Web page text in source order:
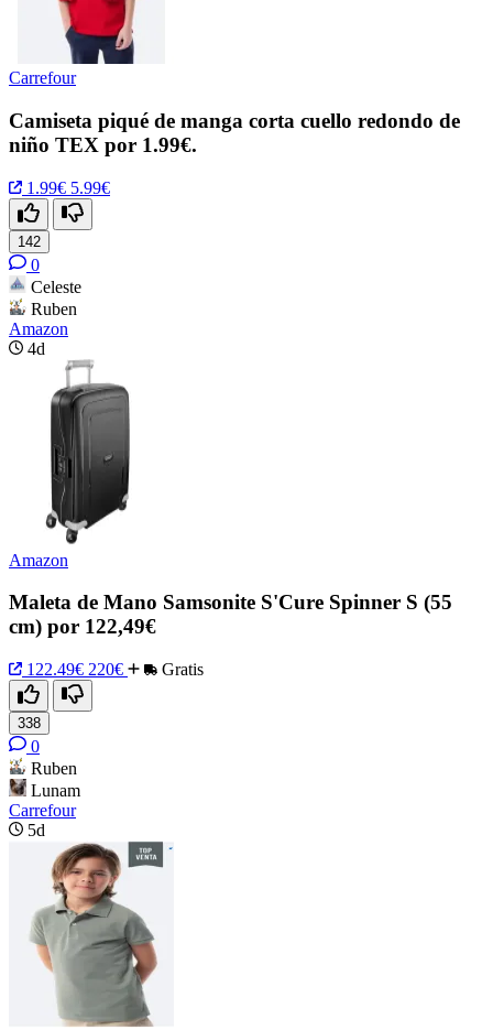
Carrefour
Camiseta piqué de manga corta cuello redondo de
niño TEX por 1.99€.
1.99€ 5.99€
142
0
Celeste
Ruben
Amazon
4d
Amazon
Maleta de Mano Samsonite S'Cure Spinner S (55
cm) por 122,49€
122.49€ 220€ Gratis
338
0
Ruben
Lunam
Carrefour
5d